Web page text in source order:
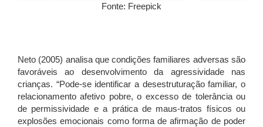
Fonte: Freepick
Neto (2005) analisa que condições familiares adversas são
favoráveis ao desenvolvimento da agressividade nas
crianças. “Pode-se identificar a desestruturação familiar, o
relacionamento afetivo pobre, o excesso de tolerância ou
de permissividade e a prática de maus-tratos físicos ou
explosões emocionais como forma de afirmação de poder